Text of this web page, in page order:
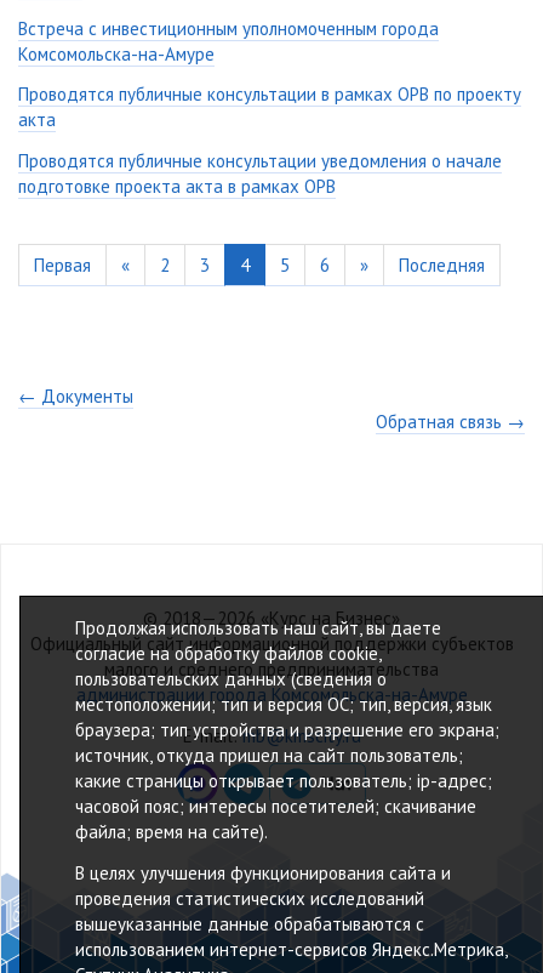
Встреча с инвестиционным уполномоченным города
Комсомольска-на-Амуре
Проводятся публичные консультации в рамках ОРВ по проекту
акта
Проводятся публичные консультации уведомления о начале
подготовке проекта акта в рамках ОРВ
Первая « 2 3 4 5 6 » Последняя
← Документы
Обратная связь →
© 2018—2026 «Курс на Бизнес»
Официальный сайт информационной поддержки субъектов
малого и среднего предпринимательства
администрации города Комсомольска-на-Амуре
E-mail:mb@kmscity.ru
Продолжая использовать наш сайт, вы даете
согласие на обработку файлов cookie,
пользовательских данных (сведения о
местоположении; тип и версия ОС; тип, версия, язык
браузера; тип устройства и разрешение его экрана;
источник, откуда пришел на сайт пользователь;
какие страницы открывает пользователь; ip-адрес;
часовой пояс; интересы посетителей; скачивание
файла; время на сайте).
В целях улучшения функционирования сайта и
проведения статистических исследований
вышеуказанные данные обрабатываются с
использованием интернет-сервисов Яндекс.Метрика,